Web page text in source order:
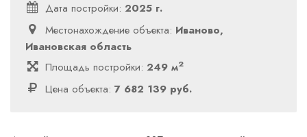
Дата постройки: 2025 г.
Местонахождение объекта: Иваново,
Ивановская область
Площадь постройки: 249 м2
Цена объекта: 7 682 139 руб.